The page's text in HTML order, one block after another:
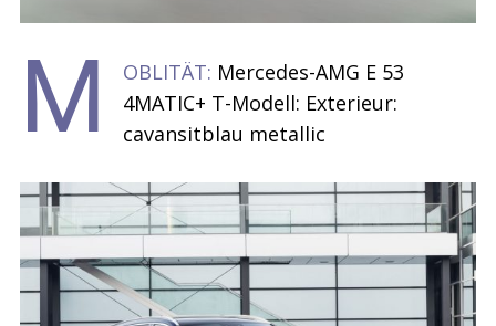
M OBLITÄT: Mercedes-AMG E 53
4MATIC+ T-Modell: Exterieur:
cavansitblau metallic